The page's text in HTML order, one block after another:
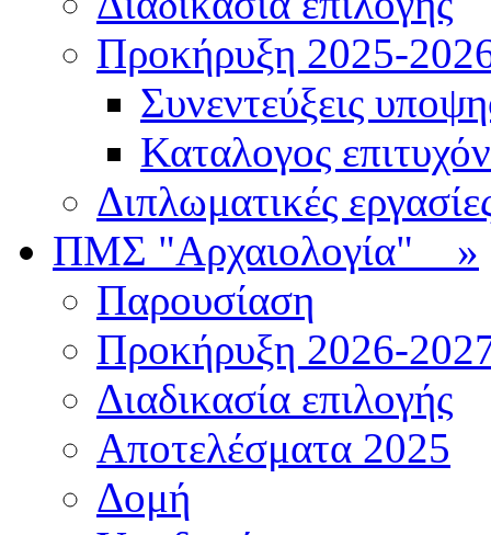
Πρoκήρυξη 2025-
Συνεντεύξεις
Καταλογος
Διπλωματικές
ΠΜΣ "Αρχαιολογία" »
Παρουσίαση
Προκήρυξη 2026-
Διαδικασία επιλογής
Αποτελέσματα 2025
Δομή